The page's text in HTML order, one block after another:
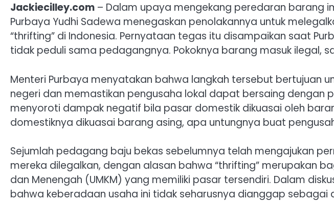
Jackiecilley.com – Dalam upaya mengekang peredaran barang
Purbaya Yudhi Sadewa menegaskan penolakannya untuk
“thrifting” di Indonesia. Pernyataan tegas itu disampaikan saat
tidak peduli sama pedagangnya. Pokoknya barang masuk ilegal,
Menteri Purbaya menyatakan bahwa langkah tersebut bertujuan
negeri dan memastikan pengusaha lokal dapat bersaing dengan
menyoroti dampak negatif bila pasar domestik dikuasai oleh
domestiknya dikuasai barang asing, apa untungnya buat
Sejumlah pedagang baju bekas sebelumnya telah mengajukan
mereka dilegalkan, dengan alasan bahwa “thrifting” merupakan
dan Menengah (UMKM) yang memiliki pasar tersendiri. Dalam
bahwa keberadaan usaha ini tidak seharusnya dianggap sebagai